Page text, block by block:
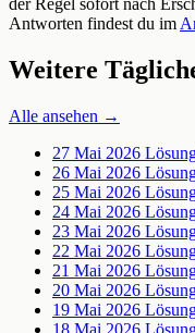
der Regel sofort nach
Antworten findest du im
Weitere
Alle ansehen →
27 Mai 2026
26 Mai 2026
25 Mai 2026
24 Mai 2026
23 Mai 2026
22 Mai 2026
21 Mai 2026
20 Mai 2026
19 Mai 2026
18 Mai 2026